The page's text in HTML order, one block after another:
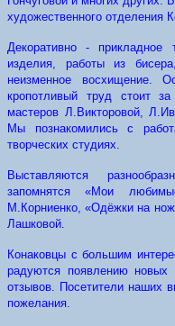
художественного отделения
Декоративно - прикладное
изделия, работы из
неизменное восхищение.
кропотливый труд стоит
мастеров Л.Викторовой,
Мы познакомились с
творческих студиях.
Выставляются
запомнятся «Мои
М.Корниенко, «Одёжки на
Лашковой.
Конаковцы с большим
радуются появлению новых
отзывов. Посетители наших
пожелания.